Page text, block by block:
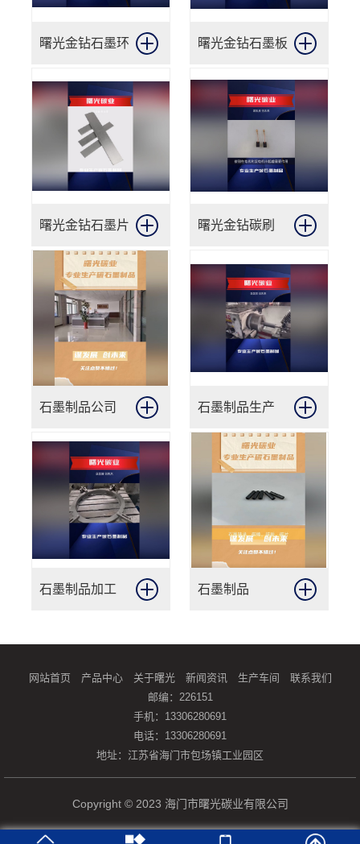
曙光金钻石墨环 曙光金钻石墨板
曙光金钻石墨片 曙光金钻碳刷
石墨制品公司 石墨制品生产
石墨制品加工 石墨制品
网站首页 产品中心 关于曙光 新闻资讯 生产车间
联系我们
邮编：226151
手机：13306280691
电话：13306280691
地址：江苏省海门市包场镇工业园区
Copyright © 2023 海门市曙光碳业有限公司